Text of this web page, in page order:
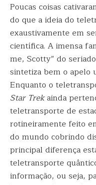
Poucas coisas
do que a ideia do
exaustivamente em
científica. A imensa
me, Scotty” do seriado
sintetiza bem o apelo
Enquanto o
Star Trekainda
teletransporte de
rotineiramente feito
do mundo cobrindo
principal diferença
teletransporte
informação, ou seja,